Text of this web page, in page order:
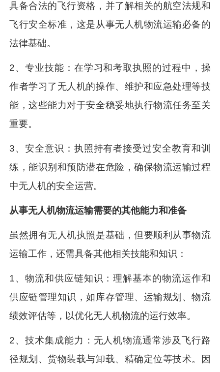
具备合法的飞行资格，并了解相关的航空法规和
飞行安全标准，这是从事无人机物流运输必备的
法律基础。
2、专业技能：在学习和考取执照的过程中，操
作者学习了无人机的操作、维护和应急处理等技
能，这些能力对于安全稳妥地执行物流任务至关
重要。
3、安全意识：执照持有者接受过安全教育和训
练，能识别和预防潜在危险，确保物流运输过程
中无人机的安全运营。
从事无人机物流运输需要的其他能力和准备
虽然拥有无人机执照是基础，但要顺利从事物流
运输工作，还需具备其他相关技能和知识：
1、物流和供应链知识：理解基本的物流运作和
供应链管理知识，如库存管理、运输规划、物流
绩效评估等，以优化无人机物流的运行效率。
2、技术集成能力：无人机物流通常涉及飞行路
径规划、货物装载与卸载、精确定位等技术。因